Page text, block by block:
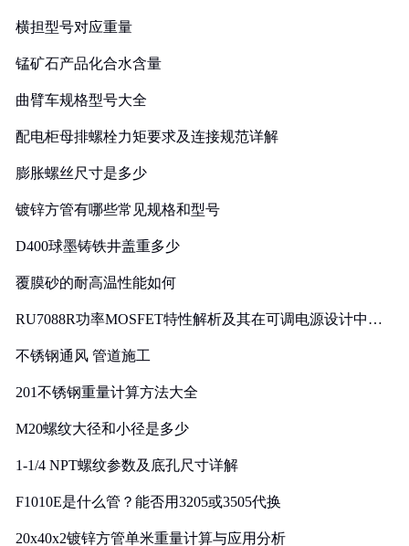
横担型号对应重量
锰矿石产品化合水含量
曲臂车规格型号大全
配电柜母排螺栓力矩要求及连接规范详解
膨胀螺丝尺寸是多少
镀锌方管有哪些常见规格和型号
D400球墨铸铁井盖重多少
覆膜砂的耐高温性能如何
RU7088R功率MOSFET特性解析及其在可调电源设计中的
不锈钢通风 管道施工
201不锈钢重量计算方法大全
M20螺纹大径和小径是多少
1-1/4 NPT螺纹参数及底孔尺寸详解
F1010E是什么管？能否用3205或3505代换
20x40x2镀锌方管单米重量计算与应用分析